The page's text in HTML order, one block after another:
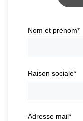
Nom et prénom*
Raison sociale*
Adresse mail*